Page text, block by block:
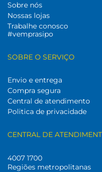
Sobre nós
Nossas lojas
Trabalhe conosco
#vemprasipo
SOBRE O SERVIÇO
Envio e entrega
Compra segura
Central de atendimento
Politica de privacidade
CENTRAL DE
4007 1700
Regiões metropolitanas